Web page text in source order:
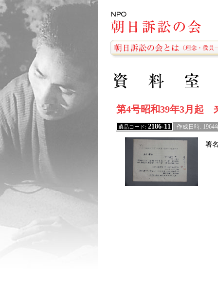
第4号昭和39年3月起
遺品コード: 2186-11 | 作成日時: 1964
署